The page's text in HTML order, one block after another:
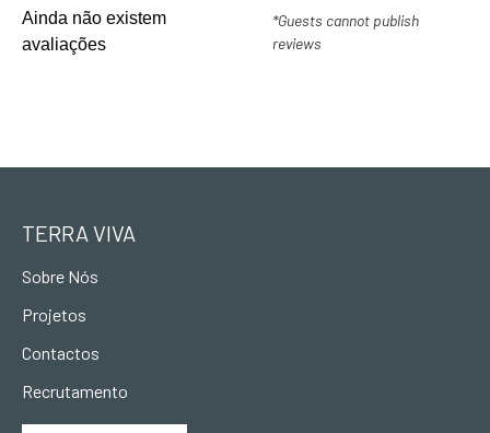
Ainda não existem
avaliações
*Guests cannot publish
reviews
TERRA VIVA
Sobre Nós
Projetos
Contactos
Recrutamento